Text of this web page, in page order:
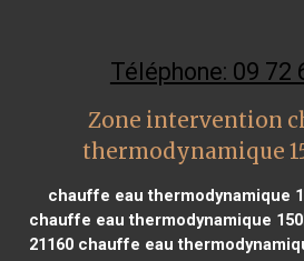
Téléphone: 09 72
Zone intervention
thermodynamique
chauffe eau thermodynamique
chauffe eau thermodynamique
21160chauffe eau